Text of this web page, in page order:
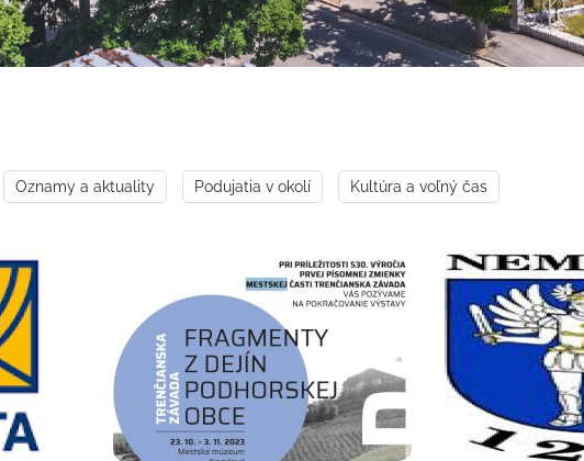
Oznamy a aktuality Podujatia v okolí Kultúra a voľný čas